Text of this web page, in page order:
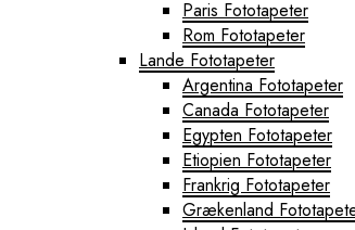
Paris Fototapeter
Rom Fototapeter
Lande Fototapeter
Argentina Fototapeter
Canada Fototapeter
Egypten Fototapeter
Etiopien Fototapeter
Frankrig Fototapeter
Grækenland